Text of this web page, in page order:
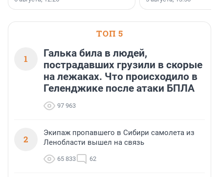
ТОП 5
1
Галька била в людей,
пострадавших грузили в скорые
на лежаках. Что происходило в
Геленджике после атаки БПЛА
97 963
2
Экипаж пропавшего в Сибири самолета из
Ленобласти вышел на связь
65 833 62